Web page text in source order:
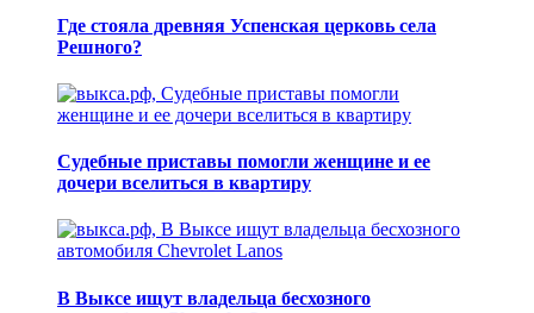
Где стояла древняя Успенская церковь села
Решного?
Судебные приставы помогли женщине и ее
дочери вселиться в квартиру
В Выксе ищут владельца бесхозного